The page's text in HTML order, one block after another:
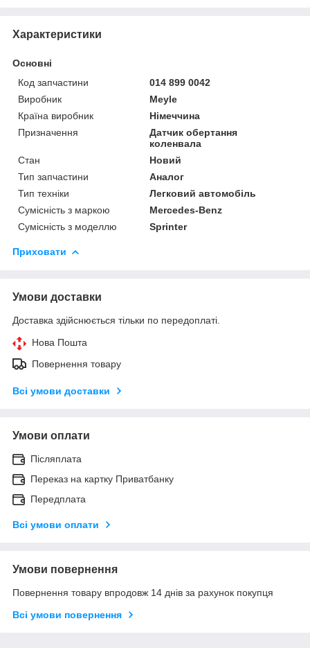
Характеристики
Основні
Код запчастини
014 899 0042
Виробник
Meyle
Країна виробник
Німеччина
Призначення
Датчик обертання
коленвала
Стан
Новий
Тип запчастини
Аналог
Тип техніки
Легковий автомобіль
Сумісність з маркою
Mercedes-Benz
Сумісність з моделлю
Sprinter
Приховати
Умови доставки
Доставка здійснюється тільки по передоплаті.
Нова Пошта
Повернення товару
Всі умови доставки
Умови оплати
Післяплата
Переказ на картку Приватбанку
Передплата
Всі умови оплати
Умови повернення
Повернення товару впродовж 14 днів за рахунок покупця
Всі умови повернення